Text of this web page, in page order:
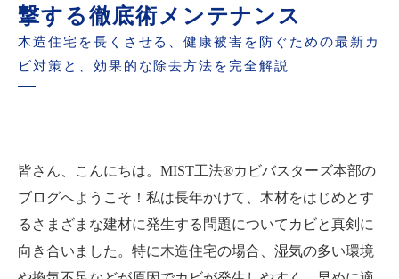
撃する徹底術メンテナンス
木造住宅を長くさせる、健康被害を防ぐための最新カ
ビ対策と、効果的な除去方法を完全解説
皆さん、こんにちは。MIST工法®カビバスターズ本部の
ブログへようこそ！私は長年かけて、木材をはじめとす
るさまざまな建材に発生する問題についてカビと真剣に
向き合いました。特に木造住宅の場合、湿気の多い環境